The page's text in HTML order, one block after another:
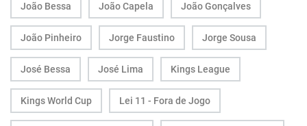
João Bessa João Capela João Gonçalves
João Pinheiro Jorge Faustino Jorge Sousa
José Bessa José Lima Kings League
Kings World Cup Lei 11 - Fora de Jogo